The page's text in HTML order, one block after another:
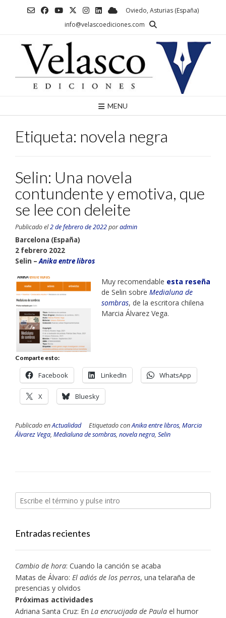
Oviedo, Asturias (España)
info@velascoediciones.com
MENU
Etiqueta: novela negra
Selin: Una novela
contundente y emotiva, que
se lee con deleite
Publicado el2 de febrero de 2022poradmin
Barcelona (España)
2 febrero 2022
Selin – Anika entre libros
Muy recomendable esta reseña
de Selin sobre Medialuna de
sombras, de la escritora chilena
Marcia Álvarez Vega.
Comparte esto:
Facebook LinkedIn WhatsApp
X Bluesky
Publicado enActualidad Etiquetado conAnika entre libros, Marcia
Álvarez Vega, Medialuna de sombras, novela negra, Selin
Entradas recientes
Cambio de hora: Cuando la canción se acaba
Matas de Álvaro: El adiós de los perros, una telaraña de
presencias y olvidos
Próximas actividades
Adriana Santa Cruz: En La encrucijada de Paula el humor